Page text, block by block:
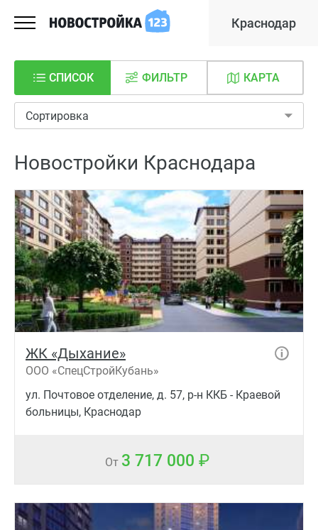
Краснодар
СПИСОК КАРТА
ФИЛЬТР
Сортировка
Новостройки Краснодара
ЖК «Дыхание»
ООО «СпецСтройКубань»
ул. Почтовое отделение, д. 57, р-н ККБ - Краевой
больницы, Краснодар
От 3 717 000